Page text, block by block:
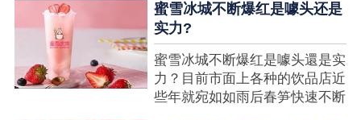
想要排长队，为的便是那一杯令
人挂念的蜜雪冰城。顾客喜爱的
商品，投资者为什么会看不见在
其中的创业商机呢?许多投资者
都会了解我开一家蜜雪冰城要多
少钱?....
蜜雪冰城不断爆红是噱头还是
实力?
蜜雪冰城不断爆红是噱头還是实
力？目前市面上各种的饮品店近
些年就宛如如雨后春笋快速不断